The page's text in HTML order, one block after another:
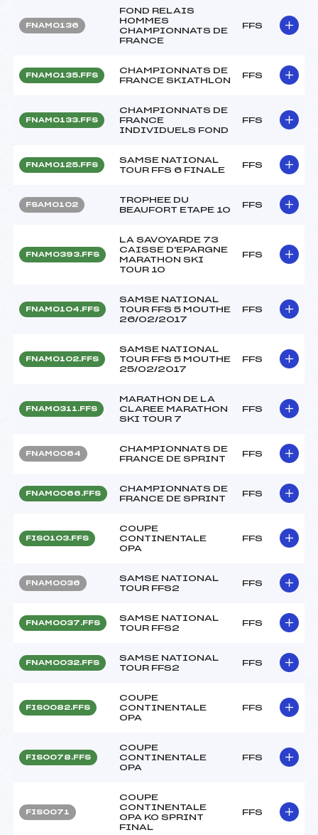
FNAM0136
FOND RELAIS
HOMMES
CHAMPIONNATS DE
FRANCE
FFS
FNAM0135.FFS
CHAMPIONNATS DE
FRANCE SKIATHLON
FFS
FNAM0133.FFS
CHAMPIONNATS DE
FRANCE
INDIVIDUELS FOND
FFS
FNAM0125.FFS
SAMSE NATIONAL
TOUR FFS 6 FINALE
FFS
FSAM0102
TROPHEE DU
BEAUFORT ETAPE 10
FFS
FNAM0393.FFS
LA SAVOYARDE 73
CAISSE D'EPARGNE
MARATHON SKI
TOUR 10
FFS
FNAM0104.FFS
SAMSE NATIONAL
TOUR FFS 5 MOUTHE
26/02/2017
FFS
FNAM0102.FFS
SAMSE NATIONAL
TOUR FFS 5 MOUTHE
25/02/2017
FFS
FNAM0311.FFS
MARATHON DE LA
CLAREE MARATHON
SKI TOUR 7
FFS
FNAM0064
CHAMPIONNATS DE
FRANCE DE SPRINT
FFS
FNAM0066.FFS
CHAMPIONNATS DE
FRANCE DE SPRINT
FFS
FIS0103.FFS
COUPE
CONTINENTALE
OPA
FFS
FNAM0036
SAMSE NATIONAL
TOUR FFS2
FFS
FNAM0037.FFS
SAMSE NATIONAL
TOUR FFS2
FFS
FNAM0032.FFS
SAMSE NATIONAL
TOUR FFS2
FFS
FIS0082.FFS
COUPE
CONTINENTALE
OPA
FFS
FIS0078.FFS
COUPE
CONTINENTALE
OPA
FFS
FIS0071
COUPE
CONTINENTALE
OPA KO SPRINT
FINAL
FFS